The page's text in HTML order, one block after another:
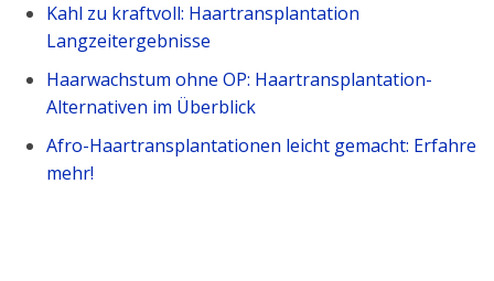
Kahl zu kraftvoll: Haartransplantation
Langzeitergebnisse
Haarwachstum ohne OP: Haartransplantation-
Alternativen im Überblick
Afro-Haartransplantationen leicht gemacht: Erfahre
mehr!